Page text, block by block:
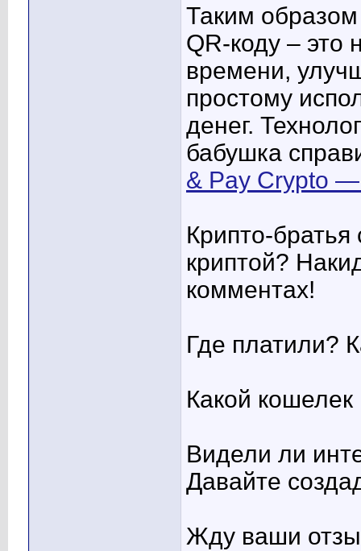
Таким
QR-коду – это
времени,
простому
денег.
бабушка
& Pay Crypto —
Крипто-братья
криптой?
комментах!
Где платили?
Какой
Видели ли
Давайте
Жду ваши